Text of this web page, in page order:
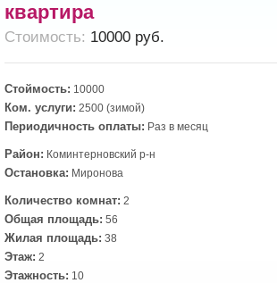
квартира
Cтоимость: 10000 руб.
Стоймость: 10000
Ком. услуги: 2500 (зимой)
Периодичность оплаты: Раз в месяц
Район: Коминтерновский р-н
Остановка: Миронова
Количество комнат: 2
Общая площадь: 56
Жилая площадь: 38
Этаж: 2
Этажность: 10